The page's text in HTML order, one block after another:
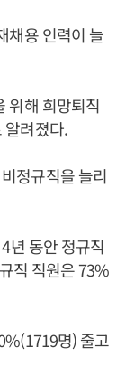
채용 인력이 늘
위해 희망퇴직
알려졌다.
정규직을 늘리
년 동안 정규직
직 직원은 73%
명) 줄고